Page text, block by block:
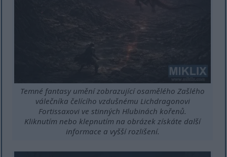
Temné fantasy umění zobrazující osamělého Zašlého
válečníka čelícího vzdušnému Lichdragonovi
Fortissaxovi ve stinných Hlubinách kořenů.
Kliknutím nebo klepnutím na obrázek získáte další
informace a vyšší rozlišení.